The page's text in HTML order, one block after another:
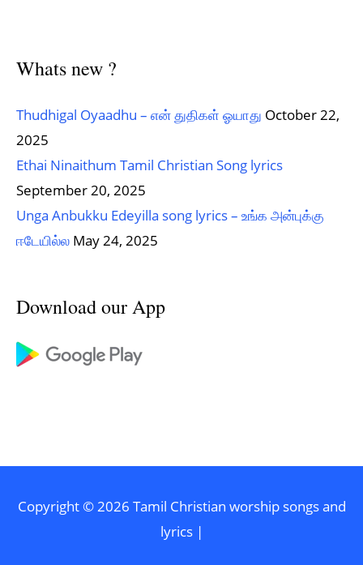
Whats new ?
Thudhigal Oyaadhu – என் துதிகள் ஓயாது October 22,
2025
Ethai Ninaithum Tamil Christian Song lyrics
September 20, 2025
Unga Anbukku Edeyilla song lyrics – உங்க அன்புக்கு
ஈடேயில்ல May 24, 2025
Download our App
Copyright © 2026 Tamil Christian worship songs and
lyrics|